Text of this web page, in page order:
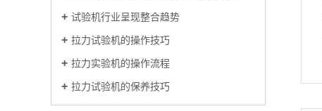
试验机行业呈现整合趋势
拉力试验机的操作技巧
拉力实验机的操作流程
拉力试验机的保养技巧